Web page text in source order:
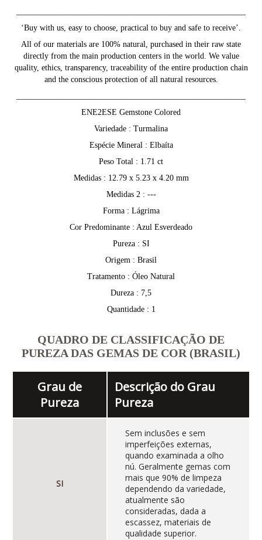
‘Buy with us, easy to choose, practical to buy and safe to receive’.
All of our materials are 100% natural, purchased in their raw state
directly from the main production centers in the world. We value
quality, ethics, transparency, traceability of the entire production chain
and the conscious protection of all natural resources.
ENE2ESE Gemstone Colored
Variedade : Turmalina
Espécie Mineral : Elbaíta
Peso Total : 1.71 ct
Medidas : 12.79 x 5.23 x 4.20 mm
Medidas 2 : ---
Forma : Lágrima
Cor Predominante : Azul Esverdeado
Pureza : SI
Origem : Brasil
Tratamento : Óleo Natural
Dureza : 7,5
Quantidade : 1
QUADRO DE CLASSIFICAÇÃO DE
PUREZA DAS GEMAS DE COR (BRASIL)
Grau de
Pureza
Descrição do Grau
Pureza
SI
Sem inclusões e sem
imperfeições externas,
quando examinada a olho
nú. Geralmente gemas com
mais que 90% de limpeza
dependendo da variedade,
atualmente são
consideradas, dada a
escassez, materiais de
qualidade superior.